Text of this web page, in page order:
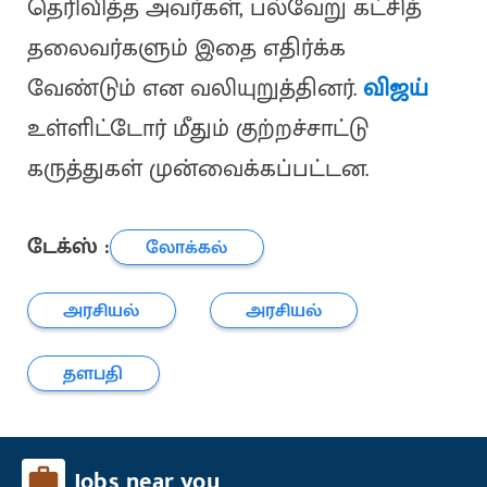
தெரிவித்த அவர்கள், பல்வேறு கட்சித்
தலைவர்களும் இதை எதிர்க்க
வேண்டும் என வலியுறுத்தினர்.விஜய்
உள்ளிட்டோர் மீதும் குற்றச்சாட்டு
கருத்துகள் முன்வைக்கப்பட்டன.
டேக்ஸ் :
லோக்கல்
அரசியல்
அரசியல்
தளபதி